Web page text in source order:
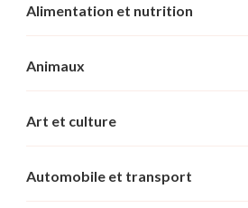
Alimentation et nutrition
Animaux
Art et culture
Automobile et transport